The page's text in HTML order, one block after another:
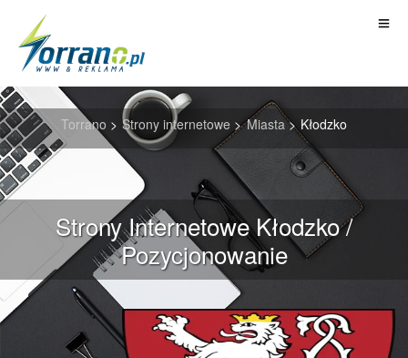
Torrano > Strony internetowe > Miasta > Kłodzko
Strony Internetowe Kłodzko /
Pozycjonowanie